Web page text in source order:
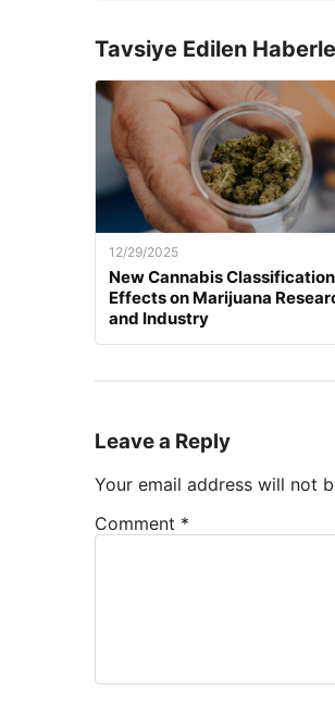
Tavsiye Edilen
12/29/2025
New Cannabis
Effects on Marijuana
and Industry
Leave a Reply
Your email address will not
Comment *